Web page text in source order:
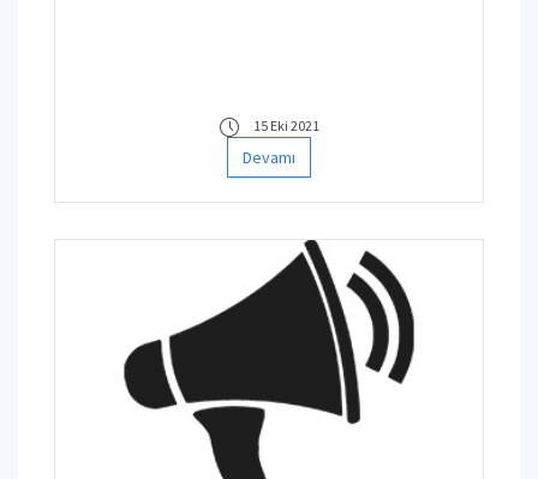
15 Eki 2021
Devamı